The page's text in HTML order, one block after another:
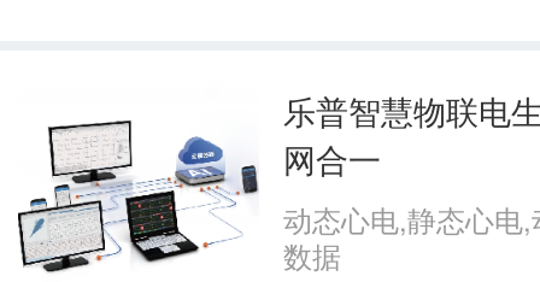
乐普智慧物联电
网合一
动态心电,静态心电
数据